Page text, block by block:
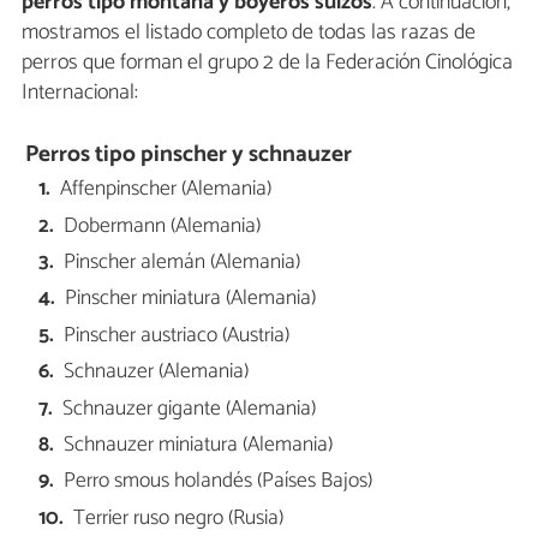
mostramos el listado completo de todas las razas de
perros que forman el grupo 2 de la Federación Cinológica
Internacional:
Perros tipo pinscher y schnauzer
Affenpinscher (Alemania)
Dobermann (Alemania)
Pinscher alemán (Alemania)
Pinscher miniatura (Alemania)
Pinscher austriaco (Austria)
Schnauzer (Alemania)
Schnauzer gigante (Alemania)
Schnauzer miniatura (Alemania)
Perro smous holandés (Países Bajos)
Terrier ruso negro (Rusia)